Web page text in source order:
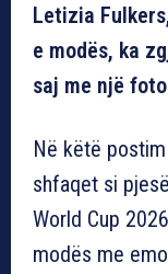
Letizia
e modës, ka
saj me një
Në këtë
shfaqet si
World Cup
modës me